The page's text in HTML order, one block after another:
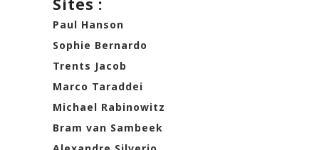
Sites :
Paul Hanson
Sophie Bernardo
Trents Jacob
Marco Taraddei
Michael Rabinowitz
Bram van Sambeek